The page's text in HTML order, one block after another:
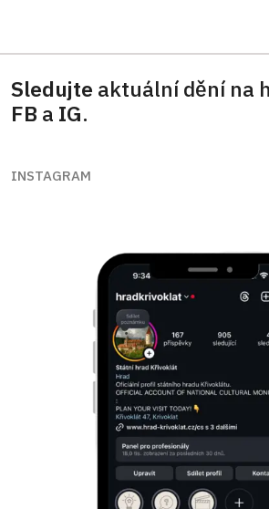
Sledujte aktuální dění na
FB a IG.
INSTAGRAM